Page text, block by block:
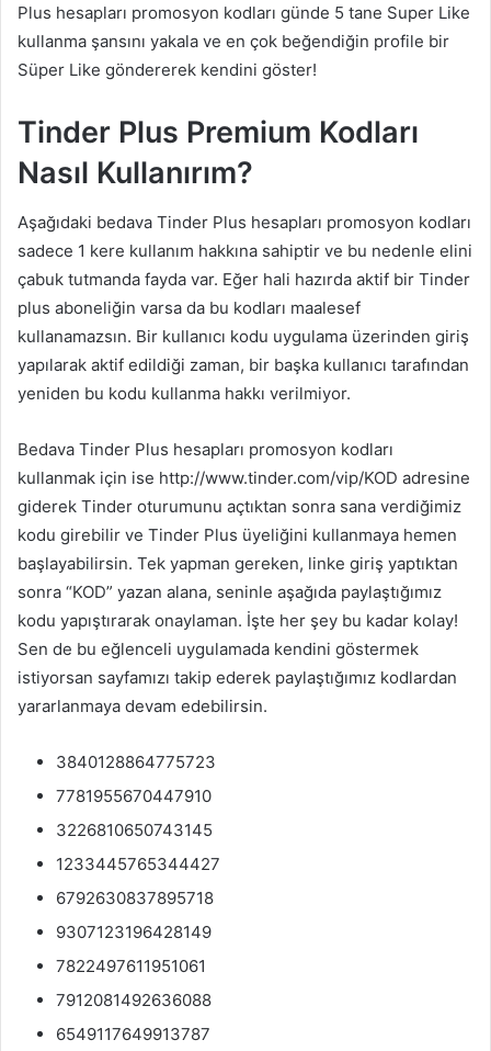
Plus hesapları promosyon kodları günde 5 tane Super Like
kullanma şansını yakala ve en çok beğendiğin profile bir
Süper Like göndererek kendini göster!
Tinder Plus Premium Kodları
Nasıl Kullanırım?
Aşağıdaki bedava Tinder Plus hesapları promosyon kodları
sadece 1 kere kullanım hakkına sahiptir ve bu nedenle elini
çabuk tutmanda fayda var. Eğer hali hazırda aktif bir Tinder
plus aboneliğin varsa da bu kodları maalesef
kullanamazsın. Bir kullanıcı kodu uygulama üzerinden giriş
yapılarak aktif edildiği zaman, bir başka kullanıcı tarafından
yeniden bu kodu kullanma hakkı verilmiyor.
Bedava Tinder Plus hesapları promosyon kodları
kullanmak için ise http://www.tinder.com/vip/KOD adresine
giderek Tinder oturumunu açtıktan sonra sana verdiğimiz
kodu girebilir ve Tinder Plus üyeliğini kullanmaya hemen
başlayabilirsin. Tek yapman gereken, linke giriş yaptıktan
sonra “KOD” yazan alana, seninle aşağıda paylaştığımız
kodu yapıştırarak onaylaman. İşte her şey bu kadar kolay!
Sen de bu eğlenceli uygulamada kendini göstermek
istiyorsan sayfamızı takip ederek paylaştığımız kodlardan
yararlanmaya devam edebilirsin.
3840128864775723
7781955670447910
3226810650743145
1233445765344427
6792630837895718
9307123196428149
7822497611951061
7912081492636088
6549117649913787